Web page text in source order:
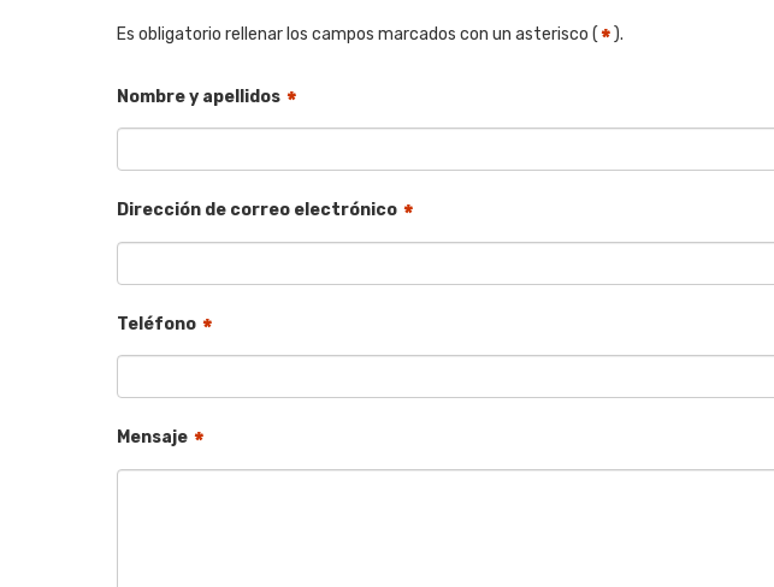
Es obligatorio rellenar los campos marcados con un asterisco ( *).
Nombre y apellidos *
Dirección de correo electrónico *
Teléfono *
Mensaje *